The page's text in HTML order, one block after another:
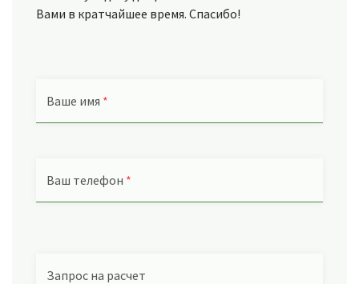
Вами в кратчайшее время. Спасибо!
Ваше имя *
Ваш телефон *
Запрос на расчет